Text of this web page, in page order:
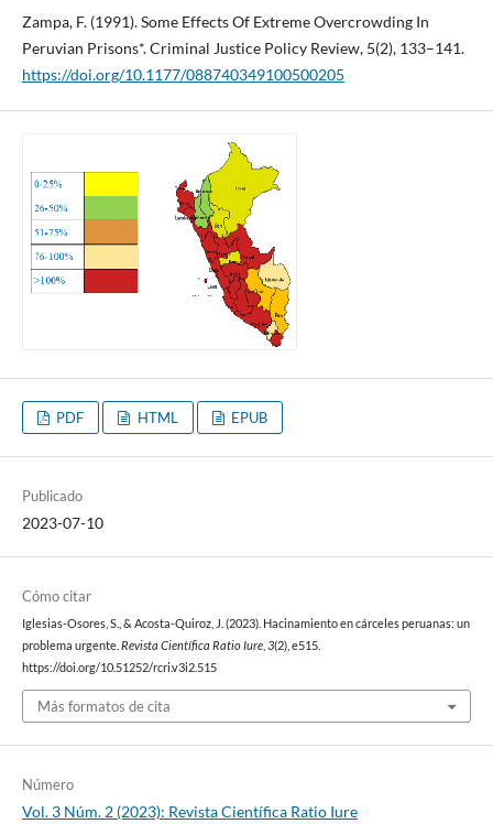
Zampa, F. (1991). Some Effects Of Extreme Overcrowding In
Peruvian Prisons*. Criminal Justice Policy Review, 5(2), 133–141.
https://doi.org/10.1177/088740349100500205
PDF HTML EPUB
Publicado
2023-07-10
Cómo citar
Iglesias-Osores, S., & Acosta-Quiroz, J. (2023). Hacinamiento en cárceles peruanas: un
problema urgente. Revista Científica Ratio Iure, 3(2), e515.
https://doi.org/10.51252/rcri.v3i2.515
Más formatos de cita
Número
Vol. 3 Núm. 2 (2023): Revista Científica Ratio Iure